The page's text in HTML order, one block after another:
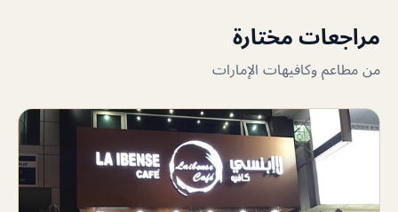
مراجعات مختارة
من مطاعم وكافيهات الإمارات